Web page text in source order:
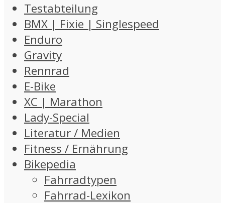
Testabteilung
BMX | Fixie | Singlespeed
Enduro
Gravity
Rennrad
E-Bike
XC | Marathon
Lady-Special
Literatur / Medien
Fitness / Ernährung
Bikepedia
Fahrradtypen
Fahrrad-Lexikon